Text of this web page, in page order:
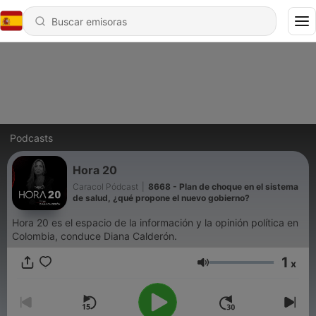
Podcasts
Hora 20
Caracol Pódcast
8668 - Plan de choque en el sistema
de salud, ¿qué propone el nuevo gobierno?
Hora 20 es el espacio de la información y la opinión política en
Colombia, conduce Diana Calderón.
Volumen 1 x